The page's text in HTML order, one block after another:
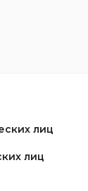
лиц
лиц